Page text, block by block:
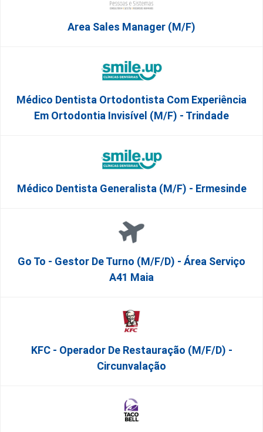
Area Sales Manager (m/f)
Médico Dentista Ortodontista Com Experiência
Em Ortodontia Invisível (M/F) - Trindade
Médico Dentista Generalista (M/F) - Ermesinde
Go To - Gestor De Turno (m/f/d) - Área Serviço
A41 Maia
KFC - Operador De Restauração (m/f/d) -
Circunvalação